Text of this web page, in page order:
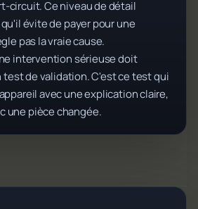
circuit. Ce niveau de détail
évite de payer pour une
pas la vraie cause.
intervention sérieuse doit
test de validation. C'est ce test qui
avec une explication claire,
une pièce changée.